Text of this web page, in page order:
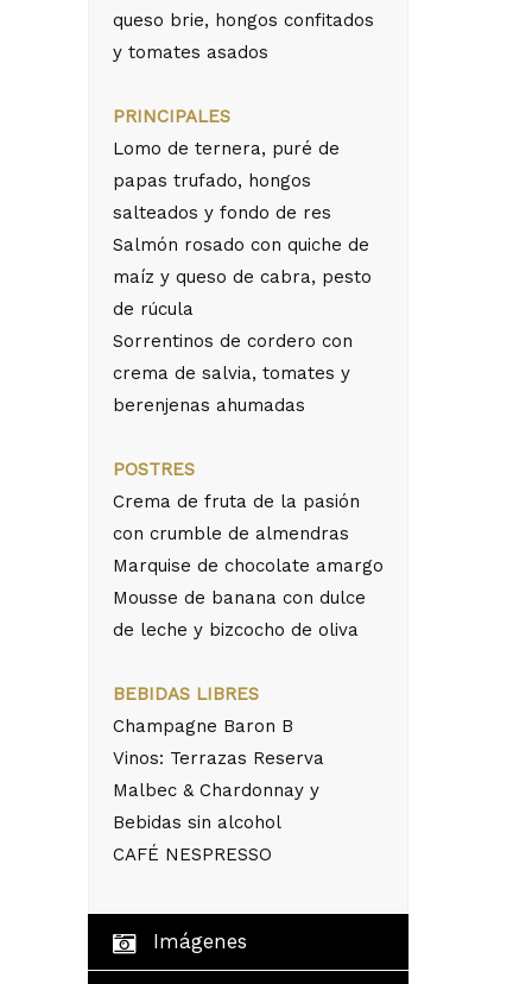
queso brie, hongos confitados
y tomates asados
PRINCIPALES
Lomo de ternera, puré de
papas trufado, hongos
salteados y fondo de res
Salmón rosado con quiche de
maíz y queso de cabra, pesto
de rúcula
Sorrentinos de cordero con
crema de salvia, tomates y
berenjenas ahumadas
POSTRES
Crema de fruta de la pasión
con crumble de almendras
Marquise de chocolate amargo
Mousse de banana con dulce
de leche y bizcocho de oliva
BEBIDAS LIBRES
Champagne Baron B
Vinos: Terrazas Reserva
Malbec & Chardonnay y
Bebidas sin alcohol
CAFÉ NESPRESSO
Imágenes